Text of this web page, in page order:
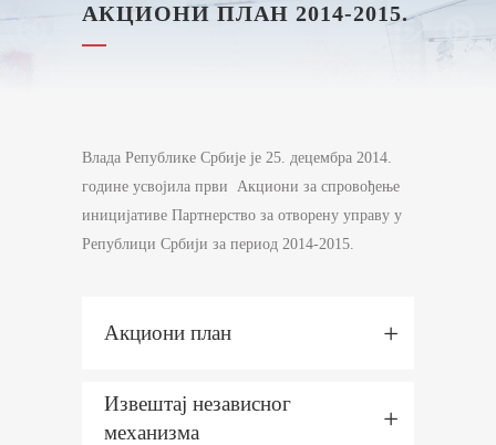
АКЦИОНИ ПЛАН 2014-2015.
Влада Републике Србије је 25. децембра 2014.
године усвојила први Акциони за спровођење
иницијативе Партнерство за отворену управу у
Републици Србији за период 2014-2015.
Акциони план
Извештај независног
механизма